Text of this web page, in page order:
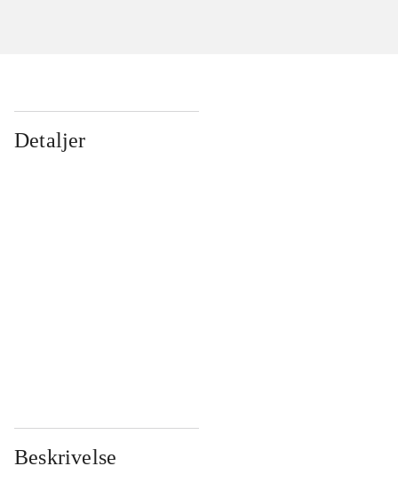
Detaljer
Beskrivelse